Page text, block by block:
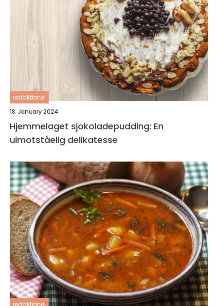
redaktionel
18. January 2024
Hjemmelaget sjokoladepudding: En
uimotståelig delikatesse